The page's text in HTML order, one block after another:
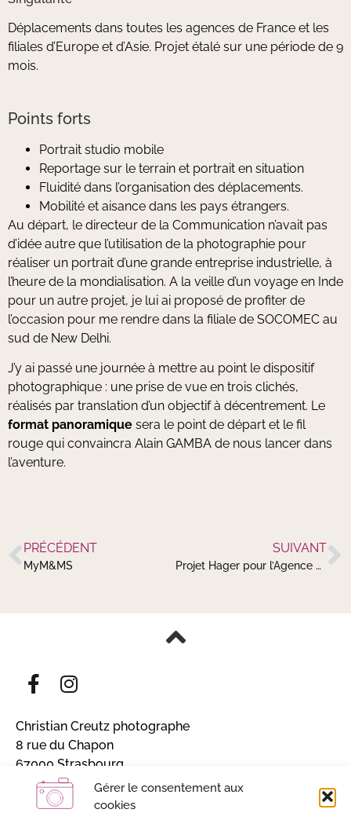
Gérer le consentement aux
cookies
Déplacements dans toutes les agences de France et les
filiales d’Europe et d’Asie. Projet étalé sur une période de 9
mois.
Points forts
Portrait studio mobile
Reportage sur le terrain et portrait en situation
Fluidité dans l’organisation des déplacements.
Mobilité et aisance dans les pays étrangers.
Au départ, le directeur de la Communication n’avait pas
d’idée autre que l’utilisation de la photographie pour
réaliser un portrait d’une grande entreprise industrielle, à
l’heure de la mondialisation. A la veille d’un voyage en Inde
pour un autre projet, je lui ai proposé de profiter de
l’occasion pour me rendre dans la filiale de SOCOMEC au
sud de New Delhi.
J’y ai passé une journée à mettre au point le dispositif
photographique : une prise de vue en trois clichés,
réalisés par translation d’un objectif à décentrement. Le
format panoramique sera le point de départ et le fil
rouge qui convaincra Alain GAMBA de nous lancer dans
l’aventure.
PRÉCÉDENT
MyM&MS
SUIVANT
Projet Hager pour l’Agence Atypiques
Christian Creutz photographe
8 rue du Chapon
67000 Strasbourg
Alsace, France